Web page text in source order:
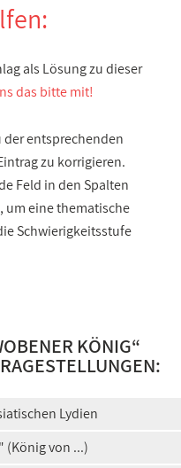
als Lösung zu dieser
das bitte mit!
der entsprechenden
zu korrigieren.
Feld in den Spalten
um eine thematische
Schwierigkeitsstufe
KÖNIG“
Lydien
(König von ...)